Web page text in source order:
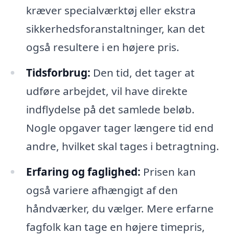
kræver specialværktøj eller ekstra
sikkerhedsforanstaltninger, kan det
også resultere i en højere pris.
Tidsforbrug: Den tid, det tager at
udføre arbejdet, vil have direkte
indflydelse på det samlede beløb.
Nogle opgaver tager længere tid end
andre, hvilket skal tages i betragtning.
Erfaring og faglighed: Prisen kan
også variere afhængigt af den
håndværker, du vælger. Mere erfarne
fagfolk kan tage en højere timepris,